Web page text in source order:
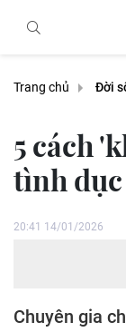
Trang chủ Đời
5 cách
tình
20:41 14/01/2026
Chuyên gia